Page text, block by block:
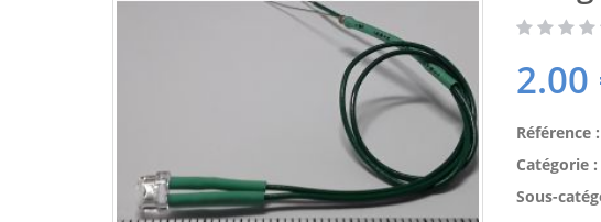
2.00
Référence :
Catégorie :
Sous-